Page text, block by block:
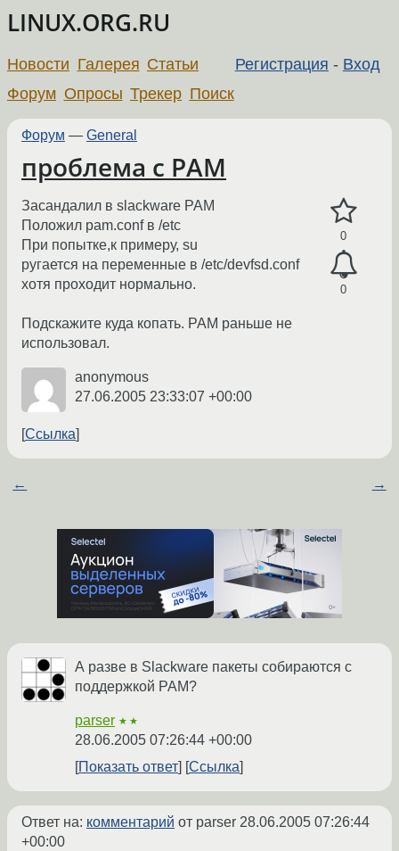
LINUX.ORG.RU
Регистрация - Вход
Новости Галерея Статьи
Форум Опросы Трекер Поиск
Форум — General
проблема с PAM
0
0
Засандалил в slackware PAM
Положил pam.conf в /etc
При попытке,к примеру, su
ругается на переменные в /etc/devfsd.conf
хотя проходит нормально.
Подскажите куда копать. PAM раньше не
использовал.
anonymous
27.06.2005 23:33:07 +00:00
Ссылка
← →
А разве в Slackware пакеты собираются с
поддержкой PAM?
parser ★★
28.06.2005 07:26:44 +00:00
Показать ответ
Ссылка
Ответ на: комментарий от parser 28.06.2005 07:26:44
+00:00